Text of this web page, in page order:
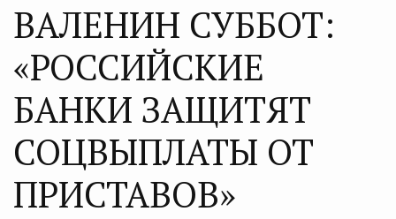
ВАЛЕНИН СУББОТ:
«РОССИЙСКИЕ
БАНКИ ЗАЩИТЯТ
СОЦВЫПЛАТЫ ОТ
ПРИСТАВОВ»